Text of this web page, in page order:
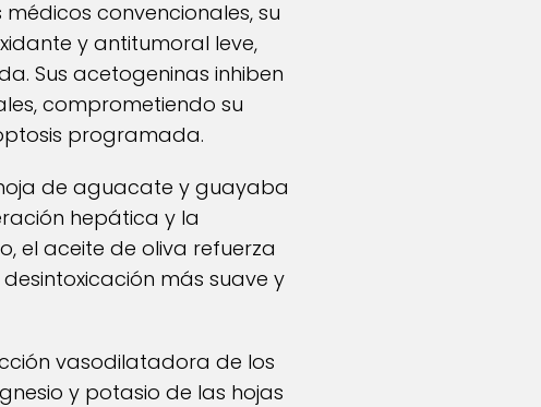
convencionales, su
y antitumoral leve,
Sus acetogeninas inhiben
comprometiendo su
programada.
de aguacate y guayaba
hepática y la
el aceite de oliva refuerza
más suave y
vasodilatadora de los
y potasio de las hojas